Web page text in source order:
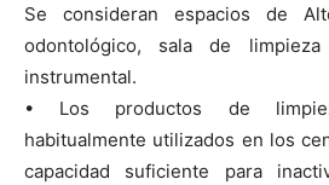
Se consideran espacios de
odontológico, sala de
instrumental.
• Los productos de
habitualmente utilizados en los
capacidad suficiente para